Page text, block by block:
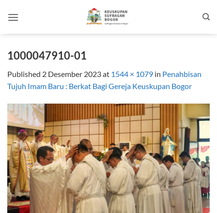
1000047910-01
Published 2 Desember 2023at 1544 × 1079 in Penahbisan
Tujuh Imam Baru : Berkat Bagi Gereja Keuskupan Bogor